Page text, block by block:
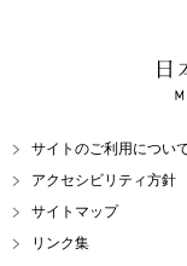
日
サイトのご利用につい
アクセシビリティ方針
サイトマップ
リンク集